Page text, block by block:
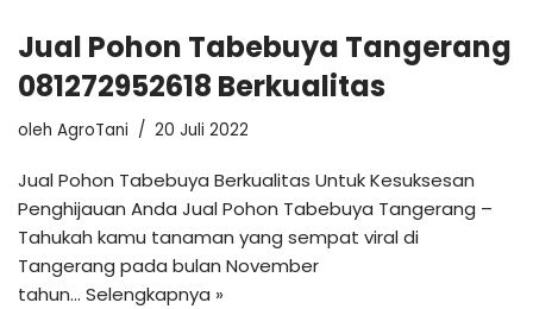
Jual Pohon Tabebuya Tangerang
081272952618 Berkualitas
oleh AgroTani 20 Juli 2022
Jual Pohon Tabebuya Berkualitas Untuk Kesuksesan
Penghijauan Anda Jual Pohon Tabebuya Tangerang –
Tahukah kamu tanaman yang sempat viral di
Tangerang pada bulan November
tahun… Selengkapnya »